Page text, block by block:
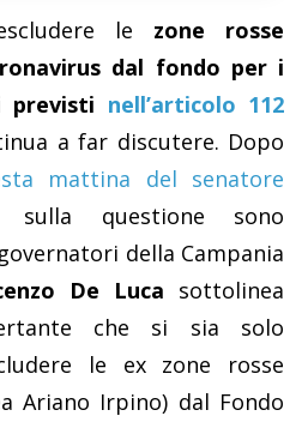
le zone rosse
dal fondo per i
previsti nell’articolo 112
a far discutere. Dopo
mattina del senatore
sulla questione sono
della Campania
De Luca sottolinea
che si sia solo
le ex zone rosse
Ariano Irpino) dal Fondo